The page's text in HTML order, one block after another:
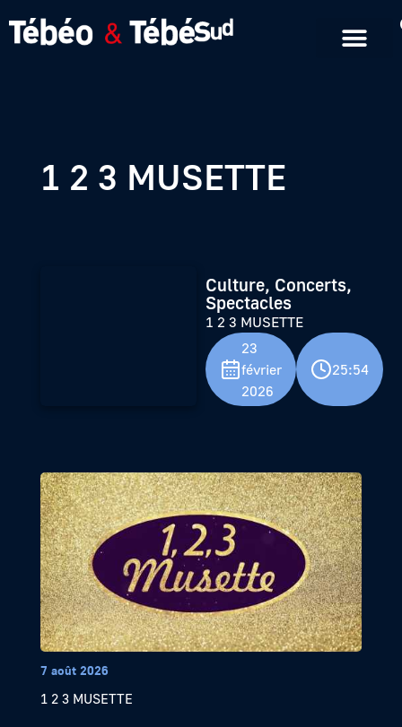
1 2 3 MUSETTE
Culture, Concerts,
Spectacles
1 2 3 MUSETTE
23
février
2026
25:54
7 août 2026
1 2 3 MUSETTE